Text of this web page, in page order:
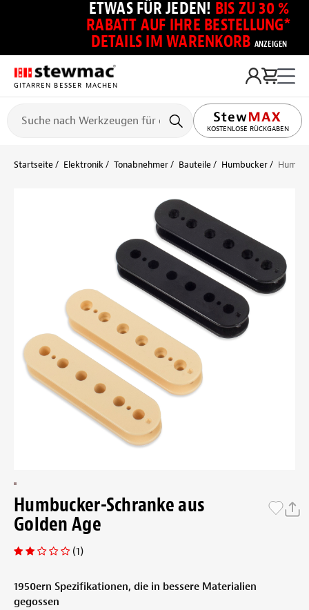
ETWAS FÜR JEDEN! BIS ZU 30 %
RABATT AUF IHRE BESTELLUNG*
DETAILS IM WARENKORB ANZEIGEN
GITARREN BESSER MACHEN
KOSTENLOSE RÜCKGABEN
Startseite Elektronik Tonabnehmer Bauteile Humbucker
Humbucker-Schranke aus
Golden Age
(1)
1950ern Spezifikationen, die in bessere Materialien
gegossen